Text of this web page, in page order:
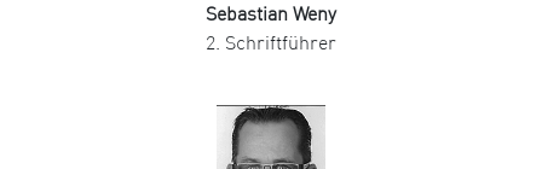
Sebastian Weny
2. Schriftführer